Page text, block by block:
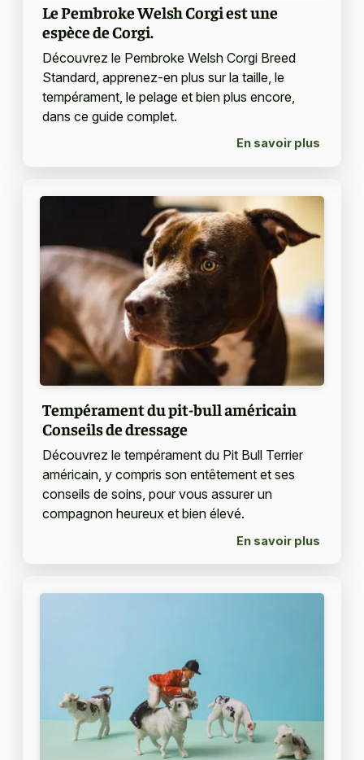
Le Pembroke Welsh Corgi est une
espèce de Corgi.
Découvrez le Pembroke Welsh Corgi Breed
Standard, apprenez-en plus sur la taille, le
tempérament, le pelage et bien plus encore,
dans ce guide complet.
En savoir plus
Tempérament du pit-bull américain
Conseils de dressage
Découvrez le tempérament du Pit Bull Terrier
américain, y compris son entêtement et ses
conseils de soins, pour vous assurer un
compagnon heureux et bien élevé.
En savoir plus